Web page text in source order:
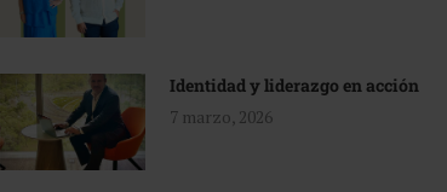
Identidad y liderazgo en acción
7 marzo, 2026